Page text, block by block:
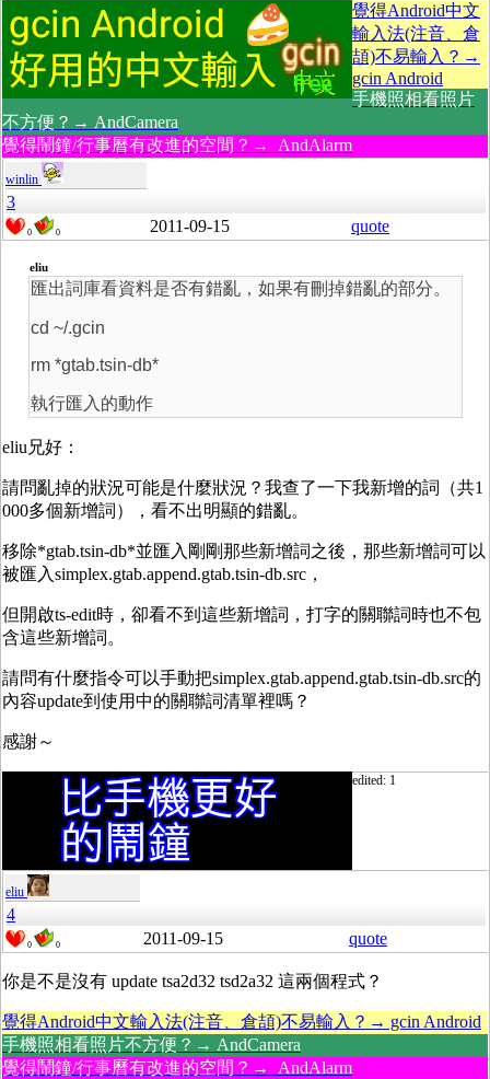
覺得Android中文
輸入法(注音、倉
頡)不易輸入？→
gcin Android
手機照相看照片
不方便？→ AndCamera
覺得鬧鐘/行事曆有改進的空間？→ AndAlarm
winlin
3
0 0 2011-09-15 quote
eliu
匯出詞庫看資料是否有錯亂，如果有刪掉錯亂的部分。
cd ~/.gcin
rm *gtab.tsin-db*
執行匯入的動作
eliu兄好：
請問亂掉的狀況可能是什麼狀況？我查了一下我新增的詞（共1
000多個新增詞），看不出明顯的錯亂。
移除*gtab.tsin-db*並匯入剛剛那些新增詞之後，那些新增詞可以
被匯入simplex.gtab.append.gtab.tsin-db.src，
但開啟ts-edit時，卻看不到這些新增詞，打字的關聯詞時也不包
含這些新增詞。
請問有什麼指令可以手動把simplex.gtab.append.gtab.tsin-db.src的
內容update到使用中的關聯詞清單裡嗎？
感謝～
edited: 1
eliu
4
0 0 2011-09-15 quote
你是不是沒有 update tsa2d32 tsd2a32 這兩個程式？
覺得Android中文輸入法(注音、倉頡)不易輸入？→ gcin Android
手機照相看照片不方便？→ AndCamera
覺得鬧鐘/行事曆有改進的空間？→ AndAlarm